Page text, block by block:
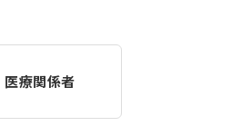
医療関係者